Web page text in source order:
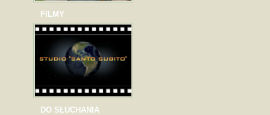
FILMY
DO SŁUCHANIA